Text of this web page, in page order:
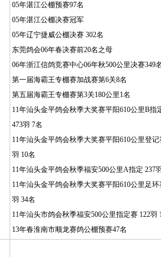
05年湛江公棚预赛97名
05年湛江公棚决赛冠军
05年辽宁捷威公棚决赛 302名
东莞鸽会06年春决赛前20名之母
06年浙江信鸽竞赛中心06年秋500公里决赛349
第一届海霸王专棚赛加战赛第6关8名
第五届海霸王专棚赛第3关180公里1名
11年汕头金平鸽会秋季大奖赛平阳610公里B指
473羽 7名
11年汕头金平鸽会秋季大奖赛平阳610公里登记
羽 10名
11年汕头金平鸽会秋季福安500公里A指定 237
11年汕头金平鸽会秋季大奖赛平阳610公里足环
羽 34名
11年汕头市鸽会秋季福安500公里指定赛 122羽
13年春淮南市顺龙赛鸽公棚预赛47名